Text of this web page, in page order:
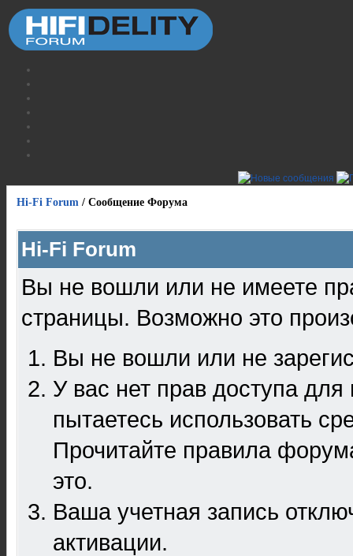
Hi-Fi Forum / Сообщение Форума
Hi-Fi Forum
Вы не вошли или не имеете
страницы. Возможно это
Вы не вошли или не
У вас нет прав доступа
пытаетесь использовать
Прочитайте правила
это.
Ваша учетная запись
активации.